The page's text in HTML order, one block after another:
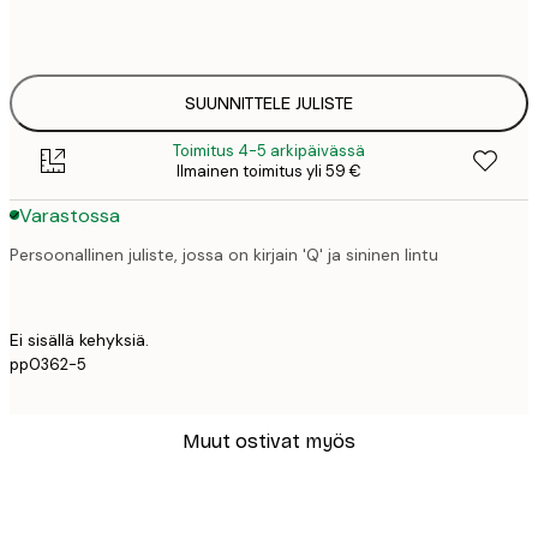
SUUNNITTELE JULISTE
Toimitus 4-5 arkipäivässä
Ilmainen toimitus yli 59 €
Varastossa
Persoonallinen juliste, jossa on kirjain 'Q' ja sininen lintu
Ei sisällä kehyksiä.
pp0362-5
Muut ostivat myös